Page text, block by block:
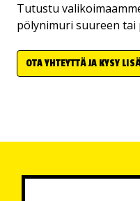
Tutustu
pölynimuri suureen tai
OTA YHTEYTTÄ JA KYSY